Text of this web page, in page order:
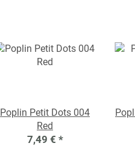
Poplin Petit Dots 004
Red
7,49 € *